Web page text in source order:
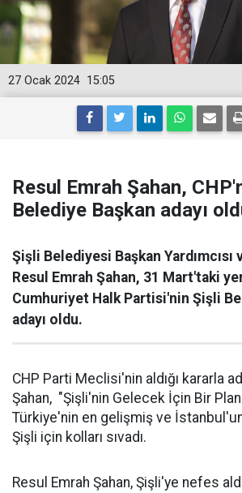
15:05
27 Ocak 2024
Resul Emrah Şahan,
Belediye Başkan adayı
Şişli Belediyesi Başkan Yardımcısı
Resul Emrah Şahan, 31 Mart'taki
Cumhuriyet Halk Partisi'nin Şişli
adayı oldu.
CHP Parti Meclisi'nin aldığı kararla
Şahan, "Şişli'nin Gelecek İçin Bir
Türkiye'nin en gelişmiş ve
Şişli için kolları sıvadı.
Resul Emrah Şahan, Şişli'ye nefes